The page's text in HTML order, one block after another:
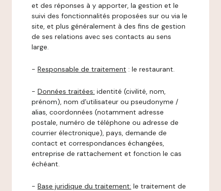
et des réponses à y apporter, la gestion et le
suivi des fonctionnalités proposées sur ou via le
site, et plus généralement à des fins de gestion
de ses relations avec ses contacts au sens
large.
- Responsable de traitement : le restaurant.
- Données traitées: identité (civilité, nom,
prénom), nom d’utilisateur ou pseudonyme /
alias, coordonnées (notamment adresse
postale, numéro de téléphone ou adresse de
courrier électronique), pays, demande de
contact et correspondances échangées,
entreprise de rattachement et fonction le cas
échéant.
- Base juridique du traitement: le traitement de